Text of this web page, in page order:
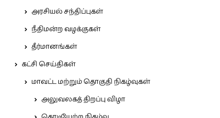
அரசியல் சந்திப்புகள்
நீதிமன்ற வழக்குகள்
தீர்மானங்கள்
கட்சி செய்திகள்
மாவட்ட மற்றும் தொகுதி நிகழ்வுகள்
அலுவலகத் திறப்பு விழா